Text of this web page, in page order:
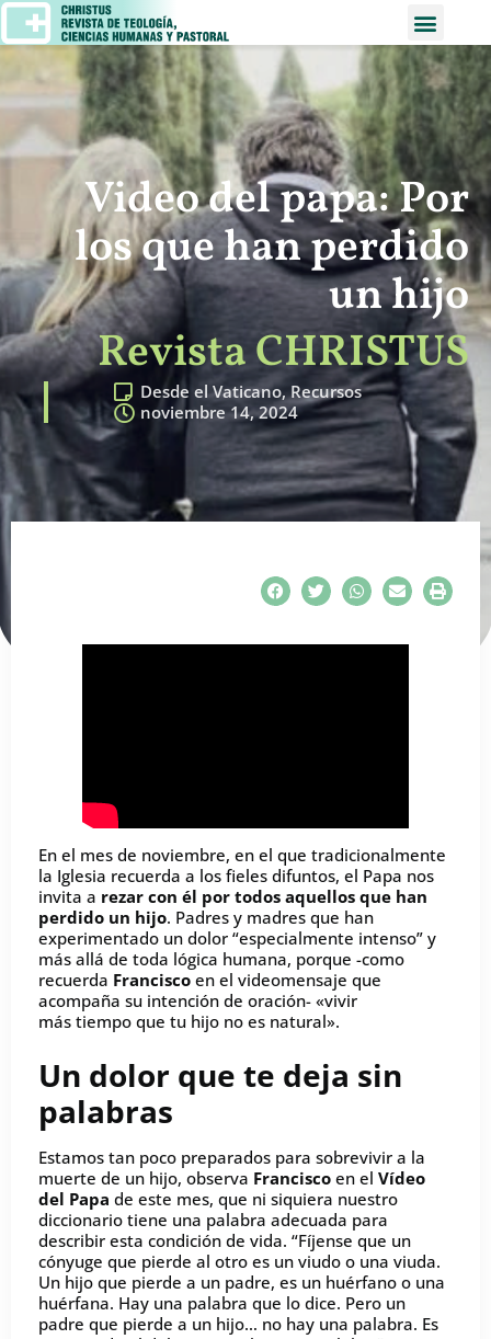
Video del papa: Por
los que han perdido
un hijo
Revista CHRISTUS
Desde el Vaticano,Recursos
noviembre 14, 2024
En el mes de noviembre, en el que tradicionalmente
la Iglesia recuerda a los fieles difuntos, el Papa nos
invita a rezar con él por todos aquellos que han
perdido un hijo. Padres y madres que han
experimentado un dolor “especialmente intenso” y
más allá de toda lógica humana, porque -como
recuerda Francisco en el videomensaje que
acompaña su intención de oración- «vivir
más tiempo que tu hijo no es natural».
Un dolor que te deja sin
palabras
Estamos tan poco preparados para sobrevivir a la
muerte de un hijo, observa Francisco en el Vídeo
del Papa de este mes, que ni siquiera nuestro
diccionario tiene una palabra adecuada para
describir esta condición de vida. “Fíjense que un
cónyuge que pierde al otro es un viudo o una viuda.
Un hijo que pierde a un padre, es un huérfano o una
huérfana. Hay una palabra que lo dice. Pero un
padre que pierde a un hijo… no hay una palabra. Es